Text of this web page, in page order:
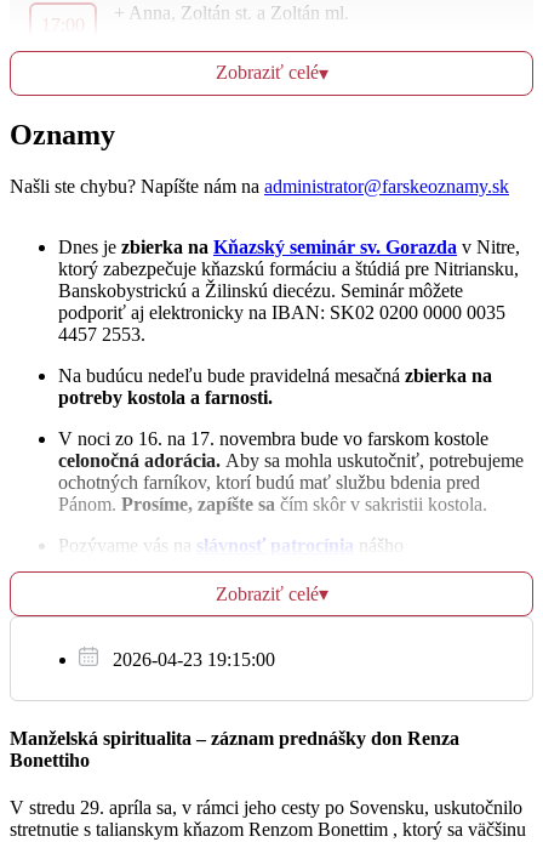
17:00
+ Anna, Zoltán st. a Zoltán ml.
Ščúry
12:00
+ Mária a Martin Lalíkovci a Jozef
Kaniansky
17:00
+ Mária
Matúš OP - Novéna
St
06:30
12:00
Poďakovanie za 50 rokov života pre Jána a za
Zobraziť celé▾
Oznamy
Našli ste chybu? Napíšte nám na administrator@farskeoznamy.sk
Dnes je zbierka na Kňazský seminár sv. Gorazda v Nitre,
ktorý zabezpečuje kňazskú formáciu a štúdiá pre Nitriansku,
Banskobystrickú a Žilinskú diecézu. Seminár môžete
podporiť aj elektronicky na IBAN: SK02 0200 0000 0035
4457 2553.
Na budúcu nedeľu bude pravidelná mesačná zbierka na
potreby kostola a farnosti.
V noci zo 16. na 17. novembra bude vo farskom kostole
celonočná adorácia. Aby sa mohla uskutočniť, potrebujeme
ochotných farníkov, ktorí budú mať službu bdenia pred
Pánom. Prosíme, zapíšte sa čím skôr v sakristii kostola.
Pozývame vás na slávnosť patrocínia nášho
farskéhoKostola sv. Alžbety:
Duchovnú prípravu v témach apoštolskej exhortácie Evangelii
V deň hodovej slávnosti 17. novembra budú sväté omše o
Počas svätej omše o 9:00 hod. sa nám prihovorí diecézny
Hneď po svätej omši vás pozývame zotrvať v chráme a
zúčastniť sa
Prosíme ochotné gazdinky o upečenie koláčov na malé agapé,
ktoré bude po divadelnom predstavení za kostolom pri kríži.
Zobraziť celé▾
2026-04-23 19:15:00
Manželská spiritualita – záznam prednášky don Renza
Bonettiho
V stredu 29. apríla sa, v rámci jeho cesty po Sovensku, uskutočnilo
stretnutie s talianskym kňazom Renzom Bonettim , ktorý sa väčšinu